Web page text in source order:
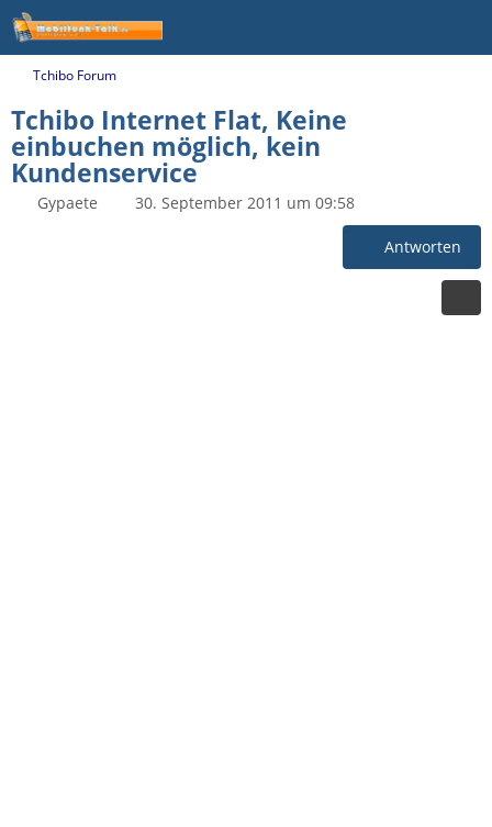
Tchibo Forum
Tchibo Internet Flat, Keine
einbuchen möglich, kein
Kundenservice
Gypaete 30. September 2011 um 09:58
Antworten